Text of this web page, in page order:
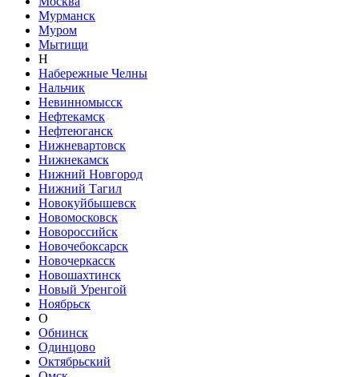
Мурманск
Муром
Мытищи
Н
Набережные Челны
Нальчик
Невинномысск
Нефтекамск
Нефтеюганск
Нижневартовск
Нижнекамск
Нижний Новгород
Нижний Тагил
Новокуйбышевск
Новомосковск
Новороссийск
Новочебоксарск
Новочеркасск
Новошахтинск
Новый Уренгой
Ноябрьск
О
Обнинск
Одинцово
Октябрьский